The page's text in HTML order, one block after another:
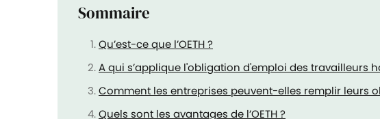
Sommaire
Qu’est-ce que l’OETH ?
A qui s’applique l'obligation d'emploi des travailleurs
Comment les entreprises peuvent-elles remplir leurs
Quels sont les avantages de l’OETH ?